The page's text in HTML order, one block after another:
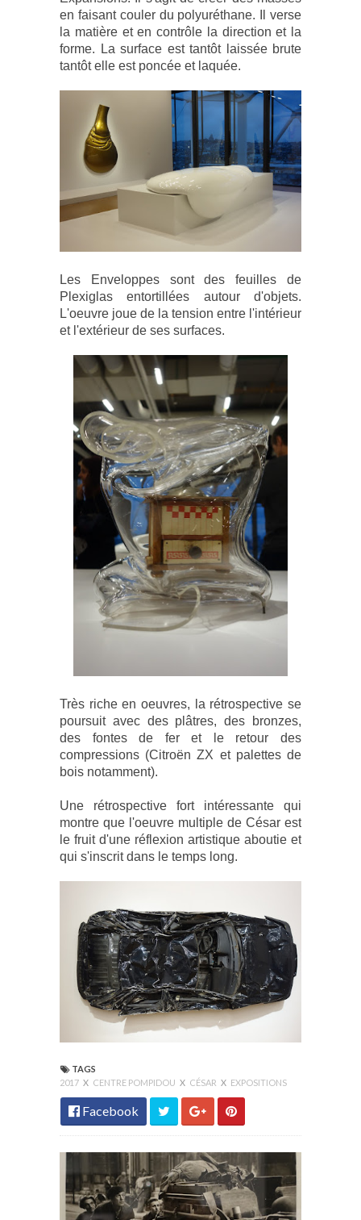
en faisant couler du polyuréthane. Il verse
la matière et en contrôle la direction et la
forme. La surface est tantôt laissée brute
tantôt elle est poncée et laquée.
Les Enveloppes sont des feuilles de
Plexiglas entortillées autour d'objets.
L'oeuvre joue de la tension entre l'intérieur
et l'extérieur de ses surfaces.
Très riche en oeuvres, la rétrospective se
poursuit avec des plâtres, des bronzes,
des fontes de fer et le retour des
compressions (Citroën ZX et palettes de
bois notamment).
Une rétrospective fort intéressante qui
montre que l'oeuvre multiple de César est
le fruit d'une réflexion artistique aboutie et
qui s'inscrit dans le temps long.
TAGS
2017 X CENTRE POMPIDOU X CÉSAR X EXPOSITIONS
Facebook